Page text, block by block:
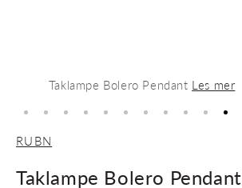
Taklampe Bolero Pendant Les mer
RUBN
Taklampe Bolero Pendant